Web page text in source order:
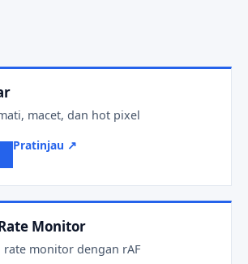
macet, dan hot pixel
Pratinjau ↗
Monitor
rate monitor dengan rAF